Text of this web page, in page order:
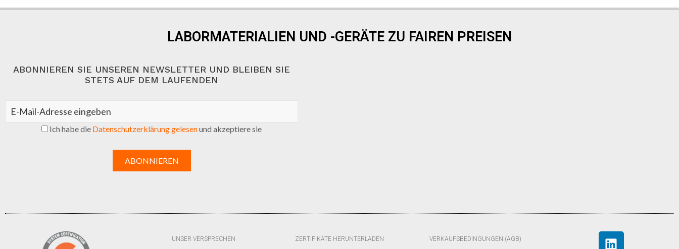
LABORMATERIALIEN UND -GERÄTE ZU FAIREN PREISEN
ABONNIEREN SIE UNSEREN NEWSLETTER UND BLEIBEN SIE
STETS AUF DEM LAUFENDEN
Ich habe die Datenschutzerklärung gelesenund akzeptiere sie
UNSER VERSPRECHEN ZERTIFIKATE HERUNTERLADEN VERKAUFSBEDINGUNGEN (AGB)